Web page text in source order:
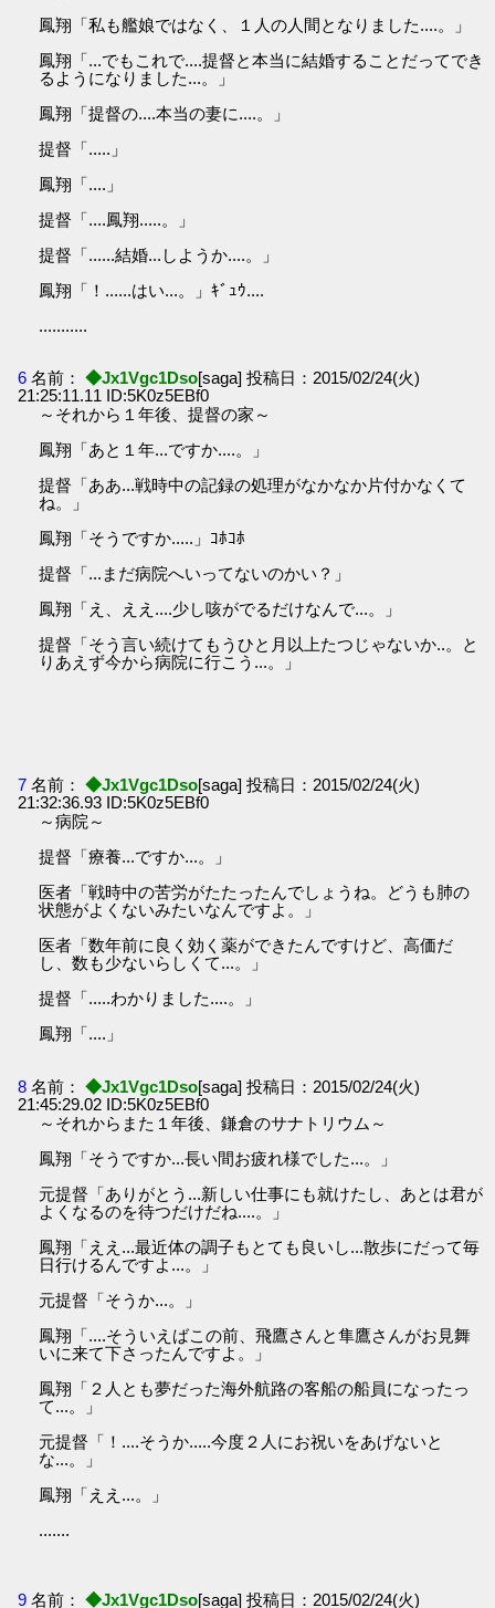
鳳翔「私も艦娘ではなく、１人の人間となりました....。」
鳳翔「...でもこれで....提督と本当に結婚することだってでき
るようになりました...。」
鳳翔「提督の....本当の妻に....。」
提督「.....」
鳳翔「....」
提督「....鳳翔.....。」
提督「......結婚...しようか....。」
鳳翔「！......はい...。」ｷﾞｭｳ....
...........
6 名前： ◆Jx1Vgc1Dso[saga] 投稿日：2015/02/24(火)
21:25:11.11 ID:5K0z5EBf0
～それから１年後、提督の家～
鳳翔「あと１年...ですか....。」
提督「ああ...戦時中の記録の処理がなかなか片付かなくて
ね。」
鳳翔「そうですか.....」ｺﾎｺﾎ
提督「...まだ病院へいってないのかい？」
鳳翔「え、ええ....少し咳がでるだけなんで...。」
提督「そう言い続けてもうひと月以上たつじゃないか..。と
りあえず今から病院に行こう...。」
7 名前： ◆Jx1Vgc1Dso[saga] 投稿日：2015/02/24(火)
21:32:36.93 ID:5K0z5EBf0
～病院～
提督「療養...ですか...。」
医者「戦時中の苦労がたたったんでしょうね。どうも肺の
状態がよくないみたいなんですよ。」
医者「数年前に良く効く薬ができたんですけど、高価だ
し、数も少ないらしくて...。」
提督「.....わかりました....。」
鳳翔「....」
8 名前： ◆Jx1Vgc1Dso[saga] 投稿日：2015/02/24(火)
21:45:29.02 ID:5K0z5EBf0
～それからまた１年後、鎌倉のサナトリウム～
鳳翔「そうですか...長い間お疲れ様でした...。」
元提督「ありがとう...新しい仕事にも就けたし、あとは君が
よくなるのを待つだけだね....。」
鳳翔「ええ...最近体の調子もとても良いし...散歩にだって毎
日行けるんですよ...。」
元提督「そうか...。」
鳳翔「....そういえばこの前、飛鷹さんと隼鷹さんがお見舞
いに来て下さったんですよ。」
鳳翔「２人とも夢だった海外航路の客船の船員になったっ
て...。」
元提督「！....そうか.....今度２人にお祝いをあげないと
な...。」
鳳翔「ええ...。」
.......
9 名前： ◆Jx1Vgc1Dso[saga] 投稿日：2015/02/24(火)